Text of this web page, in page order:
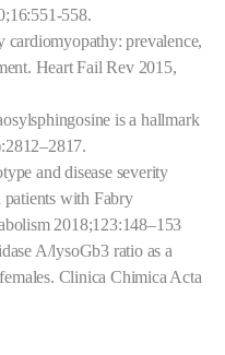
558.
cardiomyopathy: prevalence,
Heart Fail Rev 2015,
is a hallmark
and disease severity
with Fabry
2018;123:148–153
A/lysoGb3 ratio as a
Clinica Chimica Acta